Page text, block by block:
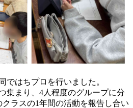
ではちプロを行いました。
集まり、4人程度のグループに分
ラスの1年間の活動を報告し合い